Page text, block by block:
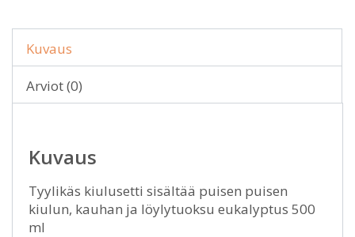
Kuvaus
Arviot (0)
Kuvaus
Tyylikäs kiulusetti sisältää puisen puisen
kiulun, kauhan ja löylytuoksu eukalyptus 500
ml